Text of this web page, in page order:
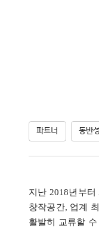
파트너 동반
지난 2018년부터
창작공간, 업계
활발히 교류할